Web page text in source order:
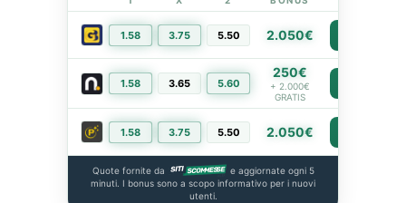
1.58 3.75 5.50 2.050€
1.58 3.65 5.60
250€
+ 2.000€
GRATIS
1.58 3.75 5.50 2.050€
Quote fornite da
e aggiornate ogni 5
minuti. I bonus sono a scopo informativo per i nuovi
utenti.